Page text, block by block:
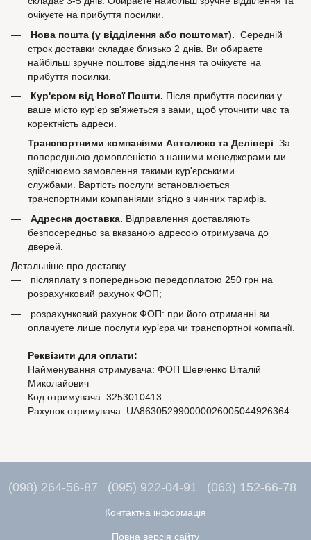
очікуєте на прибуття посилки.
Нова пошта (у відділення або поштомат). Середній
строк доставки складає близько 2 днів. Ви обираєте
найбільш зручне поштове відділення та очікуєте на
прибуття посилки.
Кур'єром від Нової Пошти. Після прибуття посилки у
ваше місто кур'єр зв'яжеться з вами, щоб уточнити час та
коректність адреси.
Транспортними компаніями Автолюкс та Делівері. За
попередньою домовленістю з нашими менеджерами ми
здійснюємо замовлення такими кур'єрськими
службами. Вартість послуги встановлюється
транспортними компаніями згідно з чинних тарифів.
Адресна доставка. Відправлення доставляють
безпосередньо за вказаною адресою отримувача до
дверей.
Детальніше про доставку
післяплату з попередньою передоплатою 250 грн на
розрахунковий рахунок ФОП;
розрахунковий рахунок ФОП: при його отриманні ви
оплачуєте лише послуги кур’єра чи транспортної компанії.
Реквізити для оплати:
Найменування отримувача: ФОП Шевченко Віталій
Миколайович
Код отримувача: 3253010413
Рахунок отримувача: UA863052990000026005044926364
(098) 264-56-87 (095) 922-04-91 (063) 152-66-78
Контактна інформація
Повна версія сайту